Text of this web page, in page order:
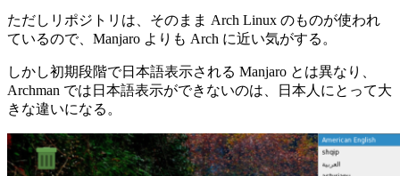
ただしリポジトリは、そのまま Arch Linux のものが使われ
ているので、Manjaro よりも Arch に近い気がする。
しかし初期段階で日本語表示される Manjaro とは異なり、
Archman では日本語表示ができないのは、日本人にとって大
きな違いになる。